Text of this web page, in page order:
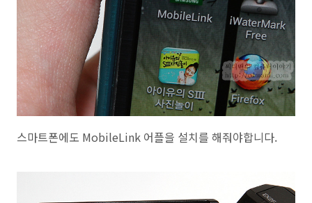
스마트폰에도 MobileLink 어플을 설치를 해줘야합니다.